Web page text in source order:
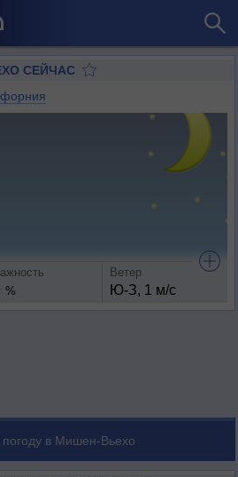
СЕЙЧАС
%
Ветер
Ю-З, 1 м/с
в Мишен-Вьехо